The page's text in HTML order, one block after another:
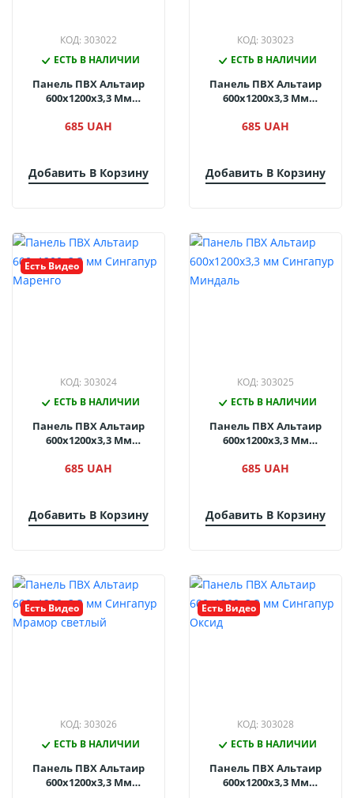
КОД: 303022
ЕСТЬ В НАЛИЧИИ
Панель ПВХ Альтаир
600х1200х3,3 Мм
685 UAH
Добавить В Корзину
КОД: 303023
ЕСТЬ В НАЛИЧИИ
Панель ПВХ Альтаир
600х1200х3,3 Мм
685 UAH
Добавить В Корзину
Есть Видео
КОД: 303024
ЕСТЬ В НАЛИЧИИ
Панель ПВХ Альтаир
600х1200х3,3 Мм
685 UAH
Добавить В Корзину
КОД: 303025
ЕСТЬ В НАЛИЧИИ
Панель ПВХ Альтаир
600х1200х3,3 Мм
685 UAH
Добавить В Корзину
Есть Видео
КОД: 303026
ЕСТЬ В НАЛИЧИИ
Панель ПВХ Альтаир
600х1200х3,3 Мм
Есть Видео
КОД: 303028
ЕСТЬ В НАЛИЧИИ
Панель ПВХ Альтаир
600х1200х3,3 Мм